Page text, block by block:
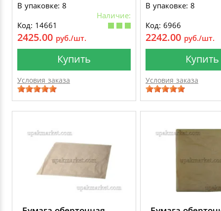
В упаковке: 8
Наличие:
Код: 14661
2425.00 руб./шт.
Купить
Условия заказа
В упаковке: 8
Код: 6966
2242.00 руб./шт.
Купить
Условия заказа